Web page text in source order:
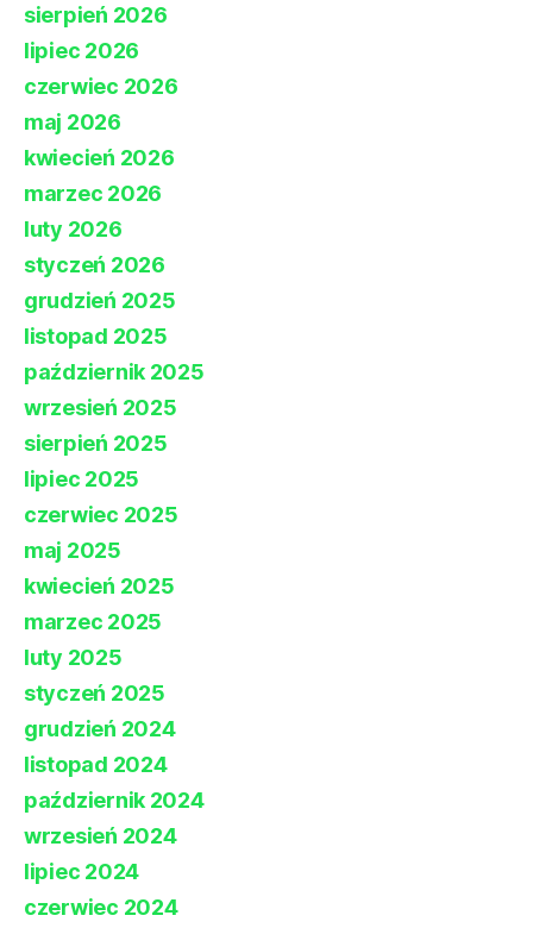
sierpień 2026
lipiec 2026
czerwiec 2026
maj 2026
kwiecień 2026
marzec 2026
luty 2026
styczeń 2026
grudzień 2025
listopad 2025
październik 2025
wrzesień 2025
sierpień 2025
lipiec 2025
czerwiec 2025
maj 2025
kwiecień 2025
marzec 2025
luty 2025
styczeń 2025
grudzień 2024
listopad 2024
październik 2024
wrzesień 2024
lipiec 2024
czerwiec 2024